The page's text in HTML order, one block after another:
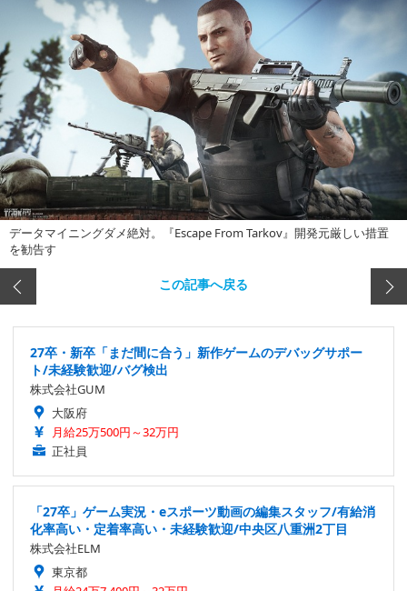
データマイニングダメ絶対。『Escape From Tarkov』開発元厳しい措置
を勧告す
この記事へ戻る
27卒・新卒「まだ間に合う」新作ゲームのデバッグサポー
ト/未経験歓迎/バグ検出
株式会社GUM
大阪府
月給25万500円～32万円
正社員
「27卒」ゲーム実況・eスポーツ動画の編集スタッフ/有給消
化率高い・定着率高い・未経験歓迎/中央区八重洲2丁目
株式会社ELM
東京都